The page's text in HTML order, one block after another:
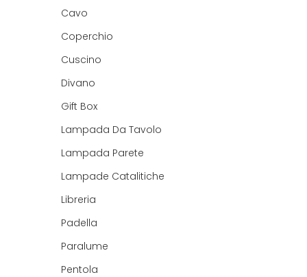
Cavo
Coperchio
Cuscino
Divano
Gift Box
Lampada Da Tavolo
Lampada Parete
Lampade Catalitiche
Libreria
Padella
Paralume
Pentola